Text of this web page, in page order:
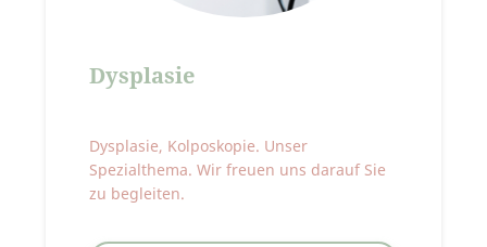
Dysplasie
Dysplasie, Kolposkopie. Unser
Spezialthema. Wir freuen uns darauf Sie
zu begleiten.